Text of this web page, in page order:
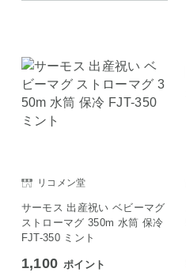
リコメン堂
サーモス 出産祝い ベビーマグ
ストローマグ 350m 水筒 保冷
FJT-350 ミント
1,100 ポイント